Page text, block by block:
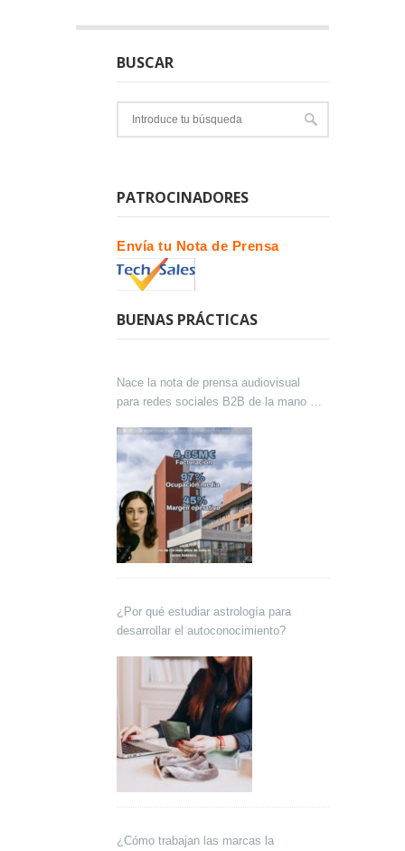
BUSCAR
PATROCINADORES
Envía tu Nota de Prensa
BUENAS PRÁCTICAS
Nace la nota de prensa audiovisual
para redes sociales B2B de la mano de
¿Por qué estudiar astrología para
desarrollar el autoconocimiento?
¿Cómo trabajan las marcas la